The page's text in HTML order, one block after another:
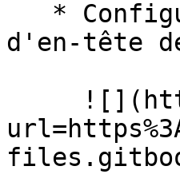
d'en-tête